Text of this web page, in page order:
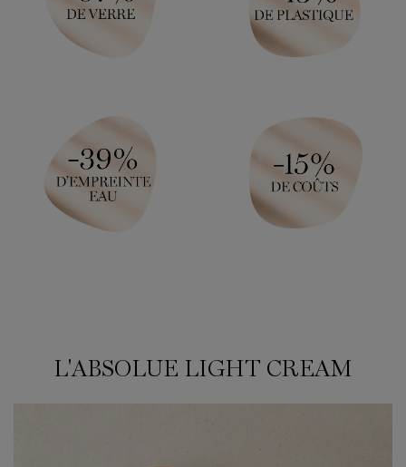
L'ABSOLUE LIGHT CREAM